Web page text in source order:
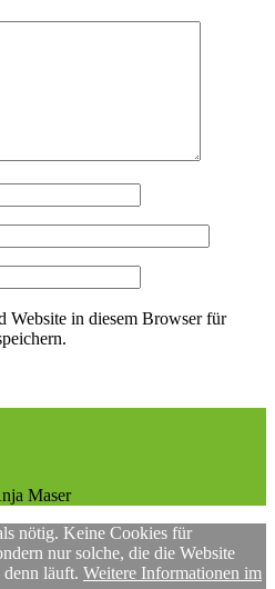
Website in diesem Browser für
Maser
nötig. Keine Cookies für
nur solche, die die Website
läuft. Weitere Informationen im